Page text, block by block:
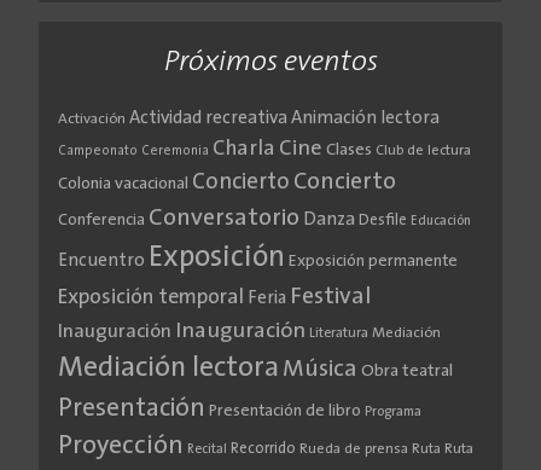
Próximos eventos
Activación Actividad recreativa Animación lectora
Campeonato Ceremonia Charla Cine Clases Club de lectura
Colonia vacacional Concierto Concierto
Conferencia Conversatorio Danza Desfile Educación
Encuentro Exposición Exposición permanente
Exposición temporal Feria Festival
Inauguración Inauguración Literatura Mediación
Mediación lectora Música Obra teatral
Presentación Presentación de libro Programa
Proyección Recital Recorrido Rueda de prensa Ruta Ruta